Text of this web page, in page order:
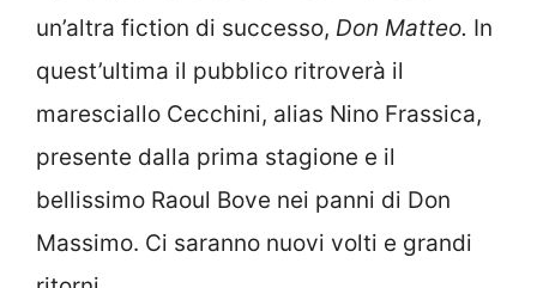
un’altra fiction di successo, Don Matteo. In
quest’ultima il pubblico ritroverà il
maresciallo Cecchini, alias Nino Frassica,
presente dalla prima stagione e il
bellissimo Raoul Bove nei panni di Don
Massimo. Ci saranno nuovi volti e grandi